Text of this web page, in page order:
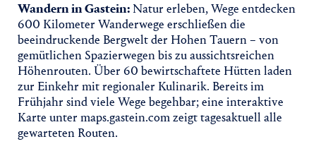
Wandern in Gastein: Natur erleben, Wege entdecken
600 Kilometer Wanderwege erschließen die
beeindruckende Bergwelt der Hohen Tauern – von
gemütlichen Spazierwegen bis zu aussichtsreichen
Höhenrouten. Über 60 bewirtschaftete Hütten laden
zur Einkehr mit regionaler Kulinarik. Bereits im
Frühjahr sind viele Wege begehbar; eine interaktive
Karte unter maps.gastein.com zeigt tagesaktuell alle
gewarteten Routen.